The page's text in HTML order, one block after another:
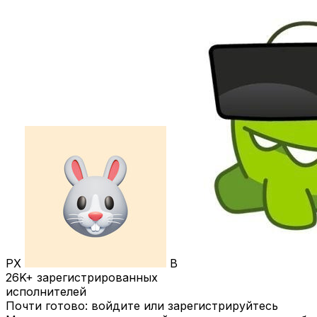
РХ
В
26K+ зарегистрированных
исполнителей
Почти готово: войдите или зарегистрируйтесь